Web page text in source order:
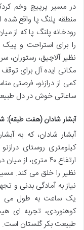
در مسیر پرپیچ وخم
منطقه پلنگ پا واقع
رودخانه پلنگ پا که از
را برای استراحت و
نظیر آلاچیق،
مکانی ایده آل برای
کمی از درازنو، فرصتی
ساعاتی خوش در دل
آبشار شادان (هفت طبقه):
کیلومتری روستای
ارتفاع ۴۰ متری،
نظیر را خلق می کند.
نیاز به آمادگی بدنی و
یک ساعت به طول می
کوهنوردی، تجربه ای
طبیعت بکر گلستان است.